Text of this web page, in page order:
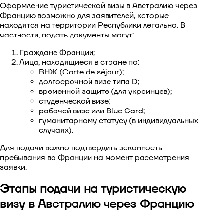
Оформление туристической визы в Австралию через
Францию возможно для заявителей, которые
находятся на территории Республики легально. В
частности, подать документы могут:
Граждане Франции;
Лица, находящиеся в стране по:
ВНЖ (Carte de séjour);
долгосрочной визе типа D;
временной защите (для украинцев);
студенческой визе;
рабочей визе или Blue Card;
гуманитарному статусу (в индивидуальных
случаях).
Для подачи важно подтвердить законность
пребывания во Франции на момент рассмотрения
заявки.
Этапы подачи на туристическую
визу в Австралию через Францию